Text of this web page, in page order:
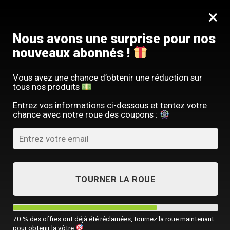
contenu
ACCUEIL / SAC À DOS LUXE
×
Nous avons une surprise pour nos
nouveaux abonnés !
Vous avez une chance d’obtenir une réduction sur
tous nos produits
Entrez vos informations ci-dessous et tentez votre
chance avec notre roue des coupons :
TOURNER LA ROUE
70 % des offres ont déjà été réclamées, tournez la roue maintenant
pour obtenir la vôtre